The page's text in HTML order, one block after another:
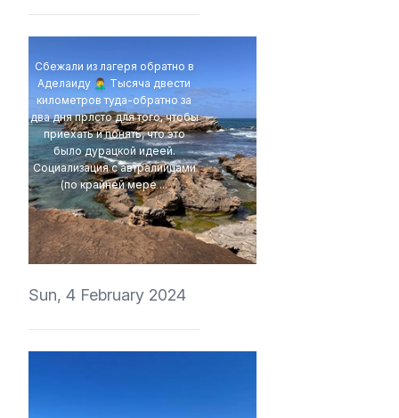
Сбежали из лагеря обратно в
Аделаиду 🤦‍♂️ Тысяча двести
километров туда-обратно за
два дня прлсто для того, чтобы
приехать и понять, что это
было дурацкой идеей.
Социализация с автралийцами
(по крайней мере ...
4Eki
Sun, 4 February 2024